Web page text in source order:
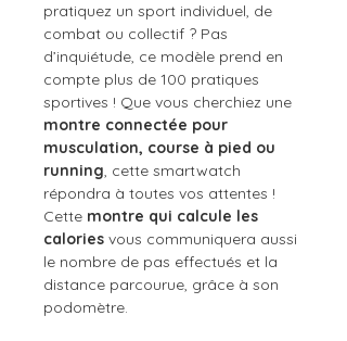
pratiquez un sport individuel, de
combat ou collectif ? Pas
d’inquiétude, ce modèle prend en
compte plus de 100 pratiques
sportives ! Que vous cherchiez une
montre connectée pour
musculation, course à pied ou
running, cette smartwatch
répondra à toutes vos attentes !
Cette montre qui calcule les
calories vous communiquera aussi
le nombre de pas effectués et la
distance parcourue, grâce à son
podomètre.